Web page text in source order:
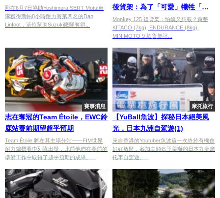
剛在6月7日協助Yoshimura SERT Motul車
隊獲得斯帕8小時耐力賽第四名的Dan
Linfoot，這位幫助Suzuki廠隊奪得...
後貨架：為了「可愛」犧牲「實
用」？「載重 8kg」與「孔位地
獄」的終極平衡｜台日車友評價
匯總
Monkey 125 後貨架：怕醜又想載？彙整
KITACO (7kg), ENDURANCE (8kg),
MINIMOTO 9 款貨架評...
賽事消息
志在奪冠的Team Étoile，EWC鈴
鹿站賽前期望超乎預期
Team Étoile 將在其主場分站——FIM世界
耐力錦標賽中列隊出發，此前他們在賽前的
準備工作中取得了超乎預期的成果。...
摩托旅行
【YuBall魚波】探秘日本絕美風
光，日本九洲自駕遊(1)
來自香港的Youtuber魚波這一次終於有機會
好好放鬆，參加由頭盔王舉辦的日本九洲摩
托車自駕遊。...